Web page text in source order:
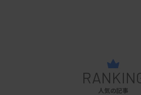
人気の記事